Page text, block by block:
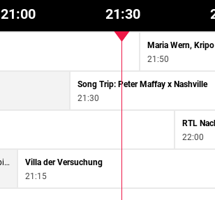
21:00 21:30
Maria Wern,
21:50
Song Trip: Peter Maffay x Nashville
21:30
RTL
22:00
ran Fußball: 2. Bundesliga Eröffnungsspiel VfL Bochum - Hertha BSC - Highlights
Villa der Versuchung
21:15